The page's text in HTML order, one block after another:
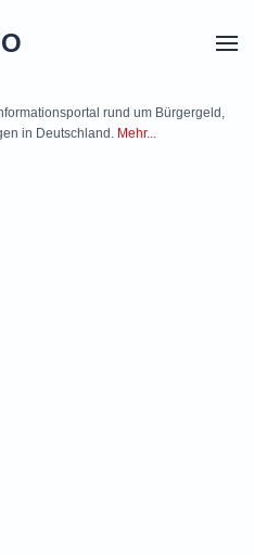
rund um Bürgergeld,
in Deutschland. Mehr...